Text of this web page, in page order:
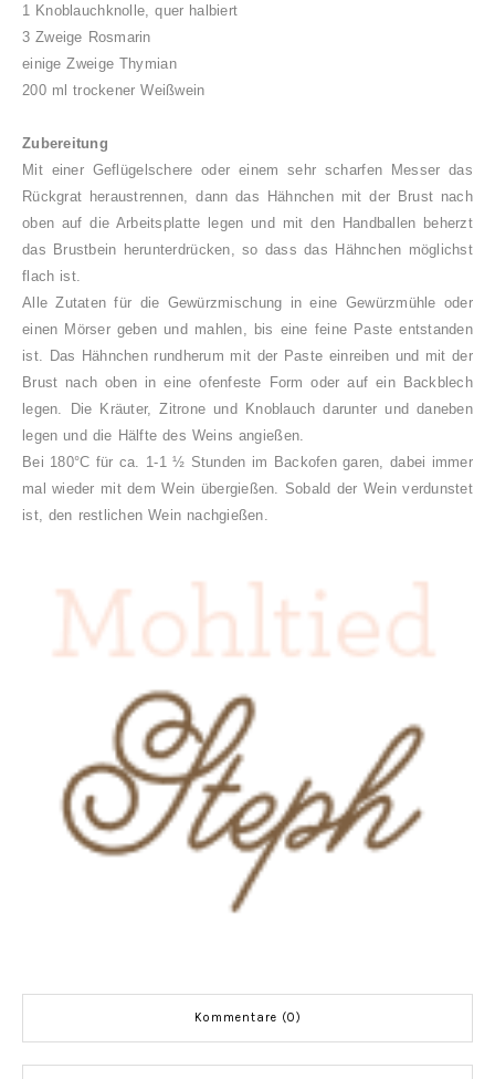
1 Knoblauchknolle, quer halbiert
3 Zweige Rosmarin
einige Zweige Thymian
200 ml trockener Weißwein
Zubereitung
Mit einer Geflügelschere oder einem sehr scharfen Messer das
Rückgrat heraustrennen, dann das Hähnchen mit der Brust nach
oben auf die Arbeitsplatte legen und mit den Handballen beherzt
das Brustbein herunterdrücken, so dass das Hähnchen möglichst
flach ist.
Alle Zutaten für die Gewürzmischung in eine Gewürzmühle oder
einen Mörser geben und mahlen, bis eine feine Paste entstanden
ist. Das Hähnchen rundherum mit der Paste einreiben und mit der
Brust nach oben in eine ofenfeste Form oder auf ein Backblech
legen. Die Kräuter, Zitrone und Knoblauch darunter und daneben
legen und die Hälfte des Weins angießen.
Bei 180°C für ca. 1-1 ½ Stunden im Backofen garen, dabei immer
mal wieder mit dem Wein übergießen. Sobald der Wein verdunstet
ist, den restlichen Wein nachgießen.
Kommentare (0)